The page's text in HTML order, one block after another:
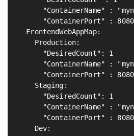
"ContainerName" :
      "ContainerPort" : 8080
FrontendWebAppMap:
    Production:
      "DesiredCount": 1
"ContainerName" :
      "ContainerPort" : 8080
    Staging:
      "DesiredCount": 1
"ContainerName" :
      "ContainerPort" : 8080
    Dev: